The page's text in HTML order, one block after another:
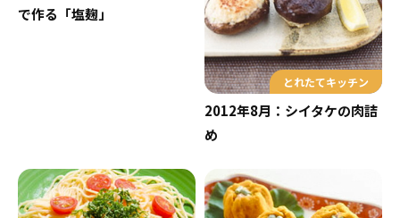
で作る「塩麹」
とれたてキッチン
2012年8月：シイタケの肉詰
め